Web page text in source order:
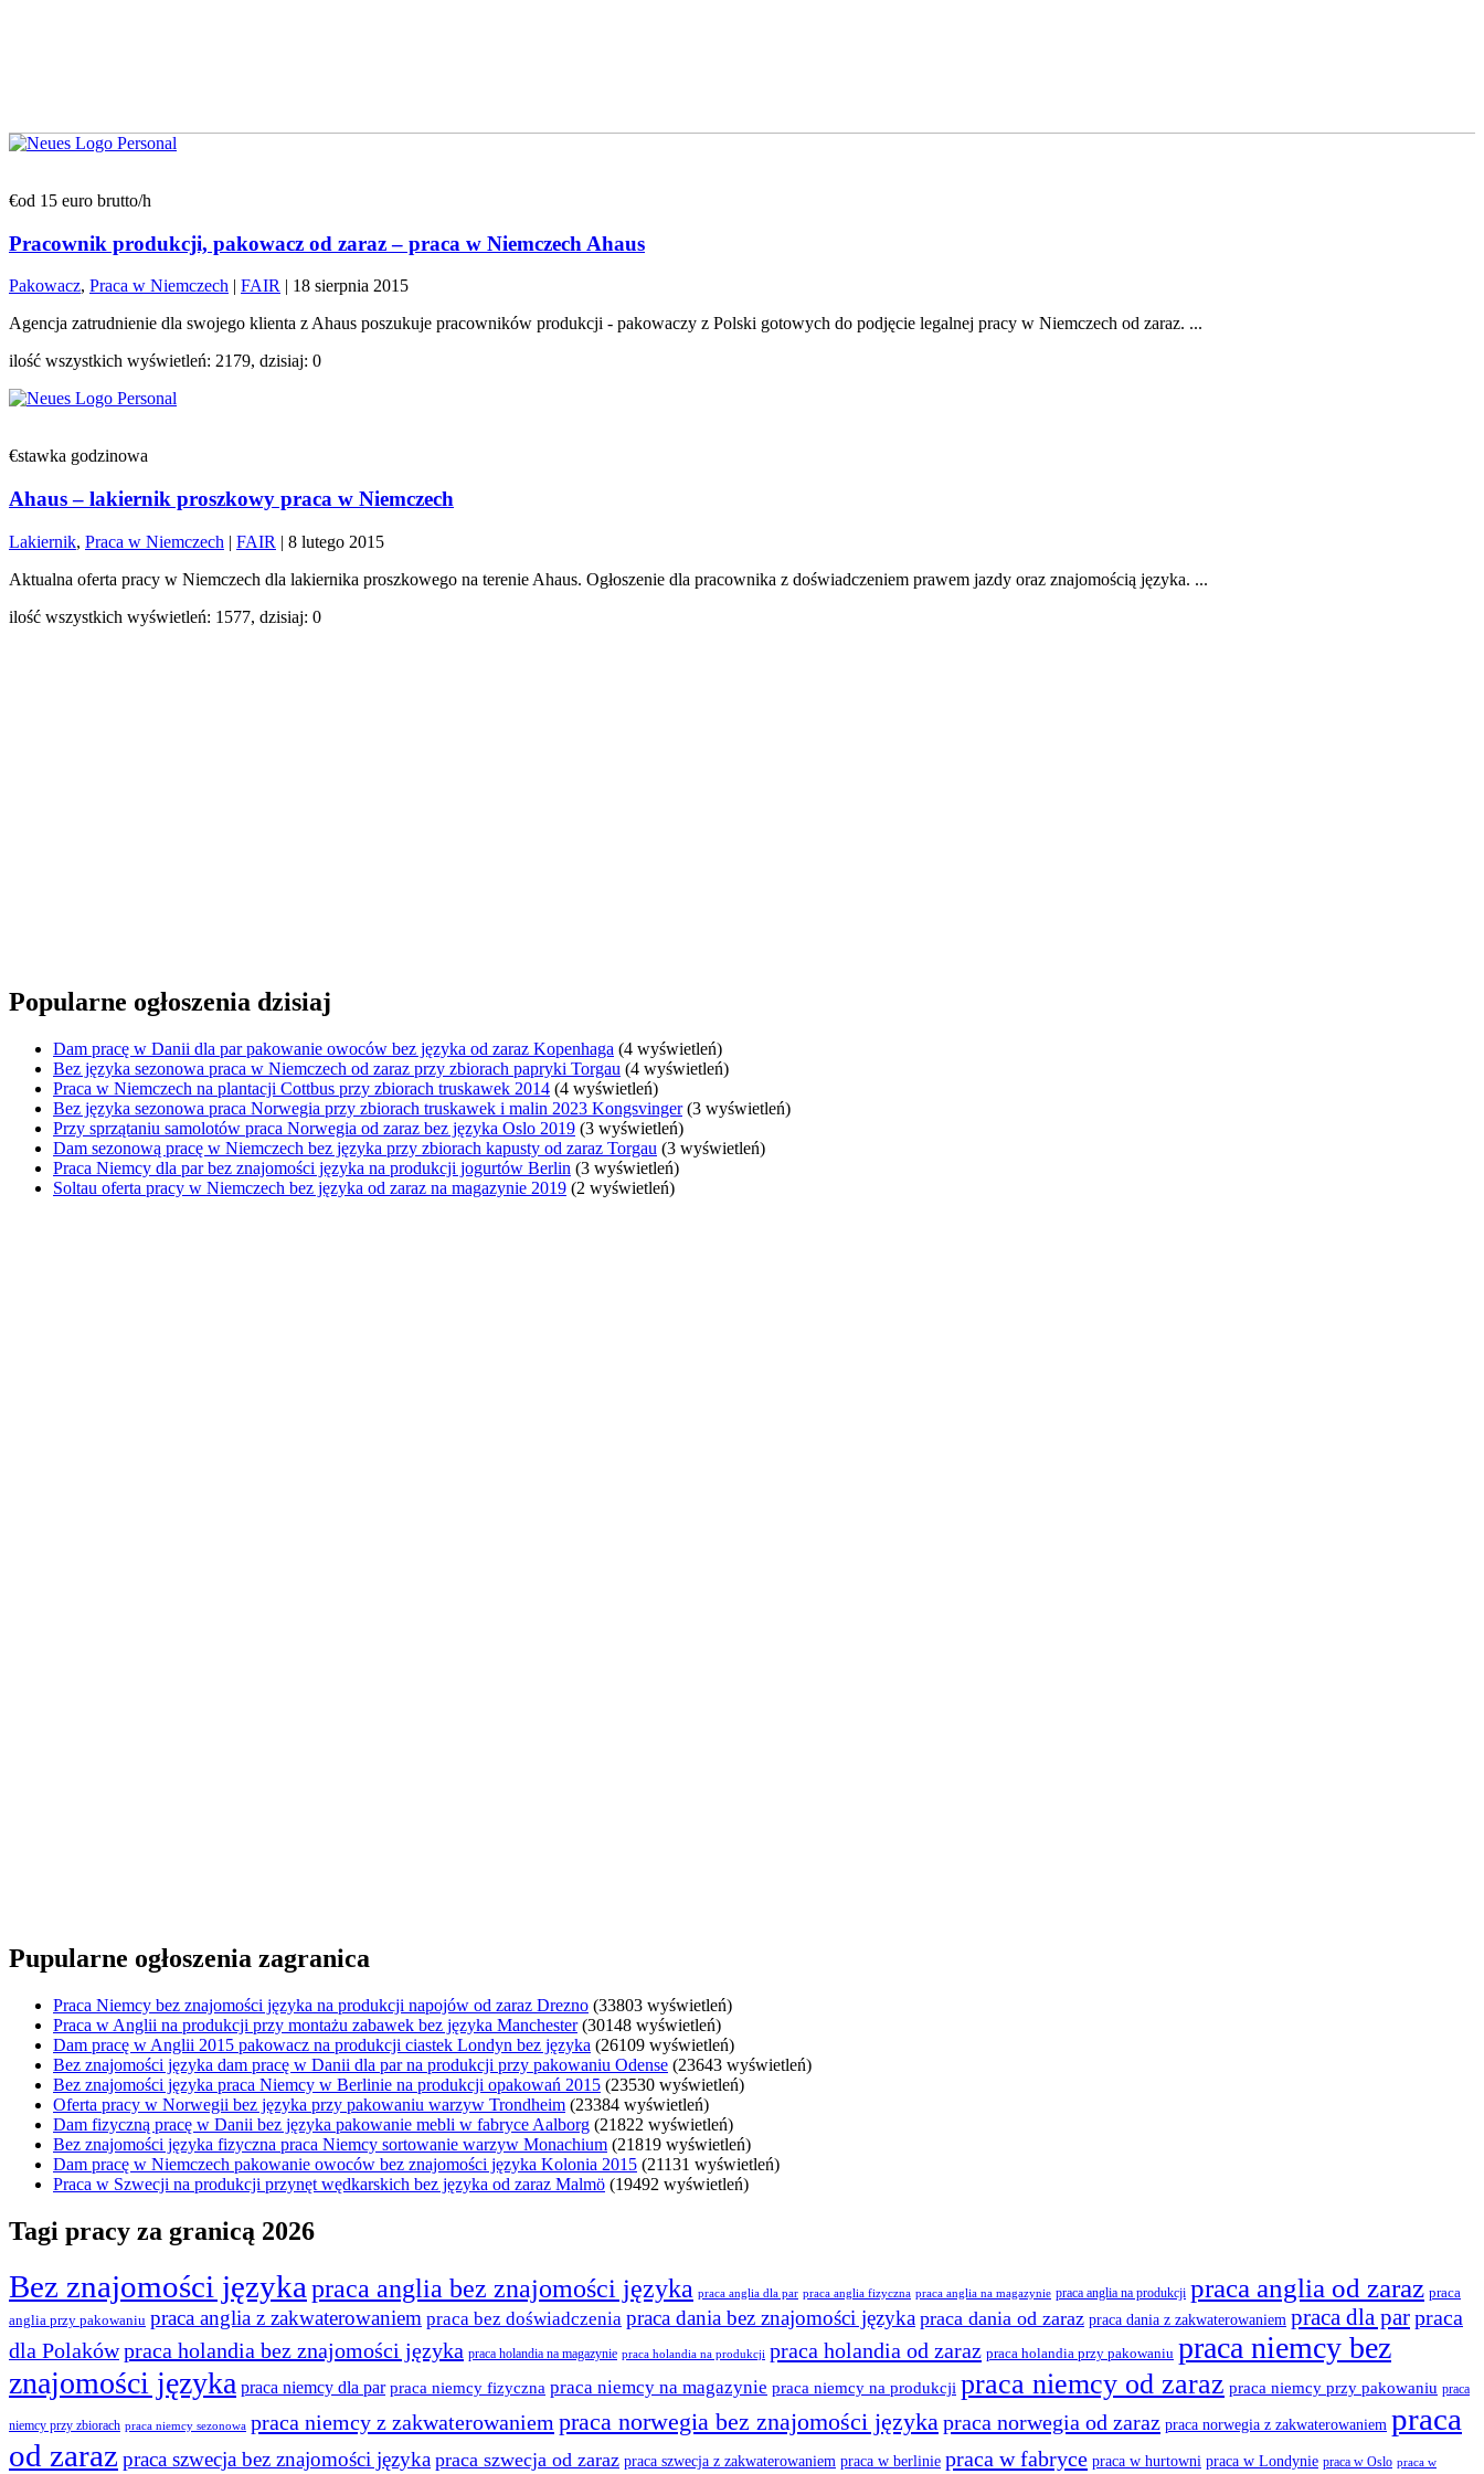
€od 15 euro brutto/h
Pracownik produkcji, pakowacz od zaraz – praca w Niemczech Ahaus
Pakowacz, Praca w Niemczech | FAIR | 18 sierpnia 2015
Agencja zatrudnienie dla swojego klienta z Ahaus poszukuje pracowników produkcji - pakowaczy z Polski gotowych do podjęcie legalnej pracy w Niemczech od zaraz. ...
ilość wszystkich wyświetleń: 2179, dzisiaj: 0
€stawka godzinowa
Ahaus – lakiernik proszkowy praca w Niemczech
Lakiernik, Praca w Niemczech | FAIR | 8 lutego 2015
Aktualna oferta pracy w Niemczech dla lakiernika proszkowego na terenie Ahaus. Ogłoszenie dla pracownika z doświadczeniem prawem jazdy oraz znajomością języka. ...
ilość wszystkich wyświetleń: 1577, dzisiaj: 0
Popularne ogłoszenia dzisiaj
Dam pracę w Danii dla par pakowanie owoców bez języka od zaraz Kopenhaga (4 wyświetleń)
Bez języka sezonowa praca w Niemczech od zaraz przy zbiorach papryki Torgau (4 wyświetleń)
Praca w Niemczech na plantacji Cottbus przy zbiorach truskawek 2014 (4 wyświetleń)
Bez języka sezonowa praca Norwegia przy zbiorach truskawek i malin 2023 Kongsvinger(3 wyświetleń)
Przy sprzątaniu samolotów praca Norwegia od zaraz bez języka Oslo 2019 (3 wyświetleń)
Dam sezonową pracę w Niemczech bez języka przy zbiorach kapusty od zaraz Torgau (3 wyświetleń)
Praca Niemcy dla par bez znajomości języka na produkcji jogurtów Berlin (3 wyświetleń)
Soltau oferta pracy w Niemczech bez języka od zaraz na magazynie 2019 (2 wyświetleń)
Pupularne ogłoszenia zagranica
Praca Niemcy bez znajomości języka na produkcji napojów od zaraz Drezno (33803 wyświetleń)
Praca w Anglii na produkcji przy montażu zabawek bez języka Manchester(30148 wyświetleń)
Dam pracę w Anglii 2015 pakowacz na produkcji ciastek Londyn bez języka (26109 wyświetleń)
Bez znajomości języka dam pracę w Danii dla par na produkcji przy pakowaniu Odense (23643 wyświetleń)
Bez znajomości języka praca Niemcy w Berlinie na produkcji opakowań 2015 (23530 wyświetleń)
Oferta pracy w Norwegii bez języka przy pakowaniu warzyw Trondheim (23384 wyświetleń)
Dam fizyczną pracę w Danii bez języka pakowanie mebli w fabryce Aalborg (21822 wyświetleń)
Bez znajomości języka fizyczna praca Niemcy sortowanie warzyw Monachium (21819 wyświetleń)
Dam pracę w Niemczech pakowanie owoców bez znajomości języka Kolonia 2015 (21131 wyświetleń)
Praca w Szwecji na produkcji przynęt wędkarskich bez języka od zaraz Malmö (19492 wyświetleń)
Tagi pracy za granicą 2026
Bez znajomości języka praca anglia bez znajomości języka praca anglia dla par praca anglia fizyczna praca anglia na magazynie praca anglia na produkcji praca anglia od zaraz praca
anglia przy pakowaniu praca anglia z zakwaterowaniem praca bez doświadczenia praca dania bez znajomości języka praca dania od zaraz praca dania z zakwaterowaniem praca dla parpraca
dla Polakówpraca holandia bez znajomości języka praca holandia na magazynie praca holandia na produkcji praca holandia od zaraz praca holandia przy pakowaniu praca niemcy bez
znajomości języka praca niemcy dla par praca niemcy fizyczna praca niemcy na magazynie praca niemcy na produkcji praca niemcy od zaraz praca niemcy przy pakowaniu praca
niemcy przy zbiorach praca niemcy sezonowa praca niemcy z zakwaterowaniem praca norwegia bez znajomości językapraca norwegia od zaraz praca norwegia z zakwaterowaniem praca
od zaraz praca szwecja bez znajomości języka praca szwecja od zaraz praca szwecja z zakwaterowaniem praca w berlinie praca w fabryce praca w hurtowni praca w Londynie praca w Oslo praca w